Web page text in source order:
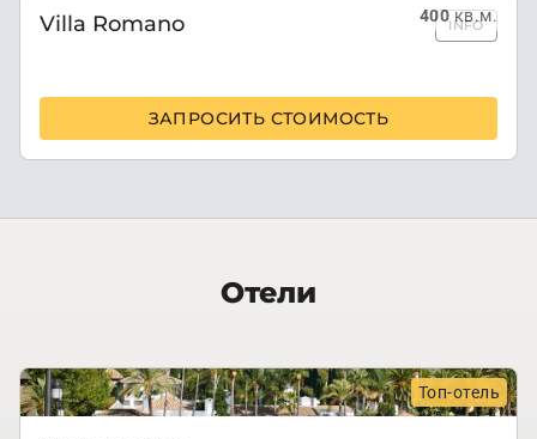
400кв.м.
Villa Romano INFO
ЗАПРОСИТЬ СТОИМОСТЬ
Отели
Топ-отель